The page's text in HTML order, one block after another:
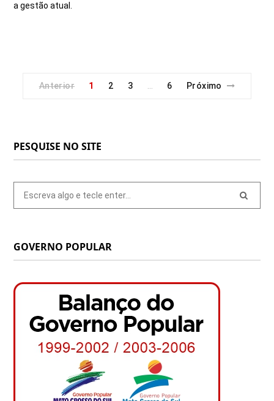
a gestão atual.
Anterior 1 2 3 … 6 Próximo
PESQUISE NO SITE
GOVERNO POPULAR